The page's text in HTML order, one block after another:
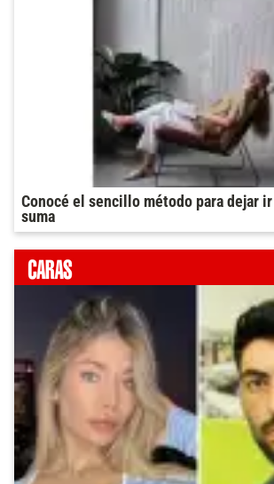
Conocé el sencillo método para dejar
suma